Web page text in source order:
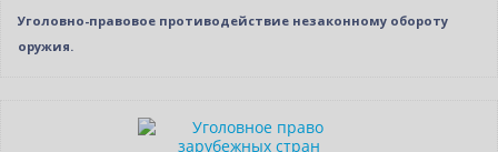
Уголовно-правовое противодействие незаконному обороту
оружия.